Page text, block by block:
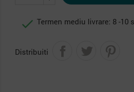
 Termen mediu livrare: 8 -10
Distribuiti